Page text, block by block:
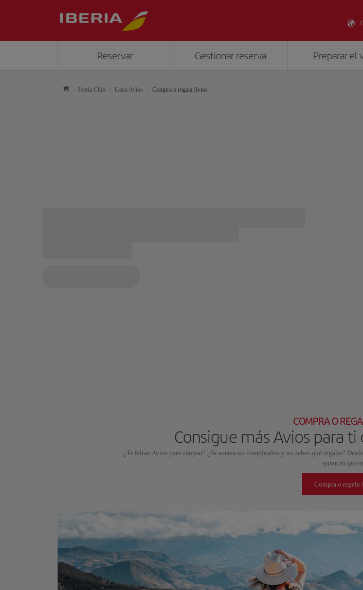
Reservar Gestionar reserva Preparar el
Iberia Club Gana Avios Compra o regala Avios
COMPRA O
Consigue más Avios para
¿Te faltan Avios para canjear? ¿Se acerca un cumpleaños y no sabes qué regalar?
quien tú
Compra o regala